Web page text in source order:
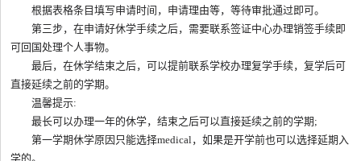
根据表格条目填写申请时间，申请理由等，等待审批通过即可。
第三步，在申请好休学手续之后，需要联系签证中心办理销签手续即
可回国处理个人事物。
最后，在休学结束之后，可以提前联系学校办理复学手续，复学后可
直接延续之前的学期。
温馨提示:
最长可以办理一年的休学，结束之后可以直接延续之前的学期;
第一学期休学原因只能选择medical，如果是开学前也可以选择延期入
学的。